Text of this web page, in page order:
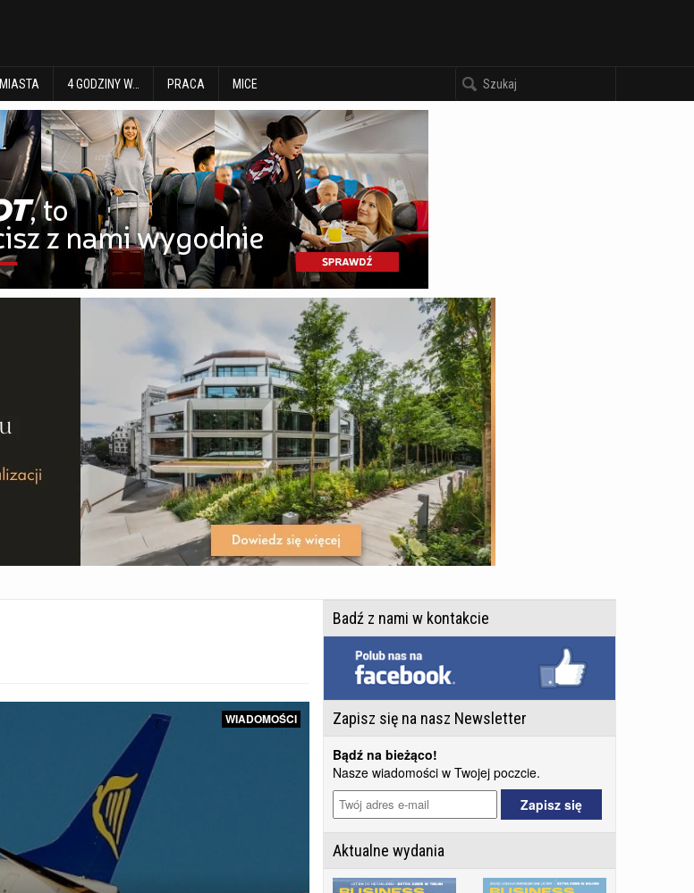
MIASTA 4 GODZINY W… PRACA MICE
WIADOMOŚCI
Badź z nami w kontakcie
Zapisz się na nasz Newsletter
Bądź na bieżąco!
Nasze wiadomości w Twojej poczcie.
Aktualne wydania